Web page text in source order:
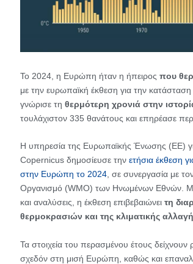
Το 2024, η Ευρώπη ήταν η ήπειρος που
με την ευρωπαϊκή έκθεση για την
γνώρισε τη θερμότερη χρονιά στην
τουλάχιστον 335 θανάτους και επηρέασε
Η υπηρεσία της Ευρωπαϊκής Ένωσης (ΕΕ)
Copernicus δημοσίευσε την ετήσια έκθεση
στην Ευρώπη το 2024, σε συνεργασία με
Οργανισμό (WMO) των Ηνωμένων Εθνών.
και αναλύσεις, η έκθεση επιβεβαιώνει τη
θερμοκρασιών και της κλιματικής
Τα στοιχεία του περασμένου έτους
σχεδόν στη μισή Ευρώπη, καθώς και